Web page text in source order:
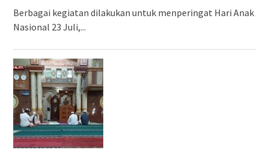
Berbagai kegiatan dilakukan untuk menperingat Hari Anak
Nasional 23 Juli,...